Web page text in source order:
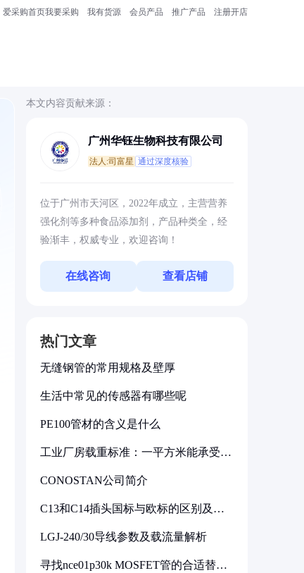
爱采购首页我要采购 我有货源 会员产品 推广产品 注册开店
本文内容贡献来源：
广州华钰生物科技有限公司
法人:司富星 通过深度核验
位于广州市天河区，2022年成立，主营营养
强化剂等多种食品添加剂，产品种类全，经
验渐丰，权威专业，欢迎咨询！
在线咨询 查看店铺
热门文章
无缝钢管的常用规格及壁厚
生活中常见的传感器有哪些呢
PE100管材的含义是什么
工业厂房载重标准：一平方米能承受多
CONOSTAN公司简介
C13和C14插头国标与欧标的区别及其
LGJ-240/30导线参数及载流量解析
寻找nce01p30k MOSFET管的合适替代